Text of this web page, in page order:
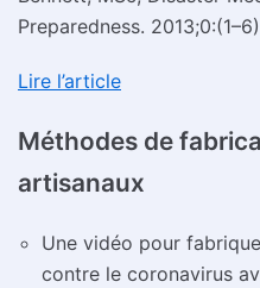
Preparedness. 2013;0:(1–6)
Lire l’article
Méthodes de
artisanaux
Une vidéo pour
contre le coronavirus